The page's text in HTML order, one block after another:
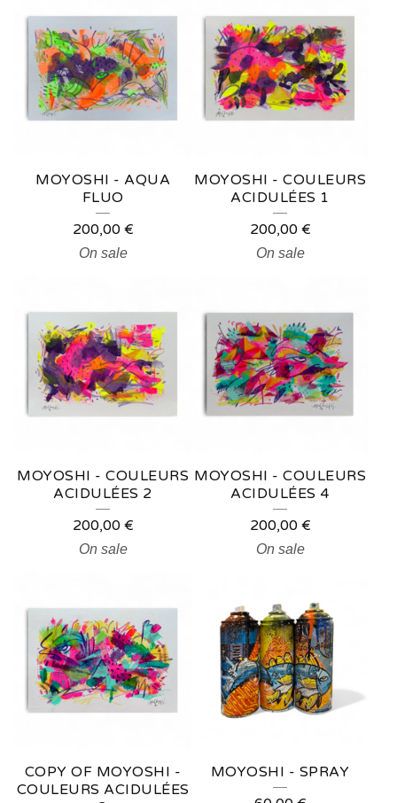
MOYOSHI - AQUA
FLUO
200,00 €
On sale
MOYOSHI - COULEURS
ACIDULÉES 1
200,00 €
On sale
MOYOSHI - COULEURS
ACIDULÉES 2
200,00 €
On sale
MOYOSHI - COULEURS
ACIDULÉES 4
200,00 €
On sale
COPY OF MOYOSHI -
COULEURS ACIDULÉES
MOYOSHI - SPRAY